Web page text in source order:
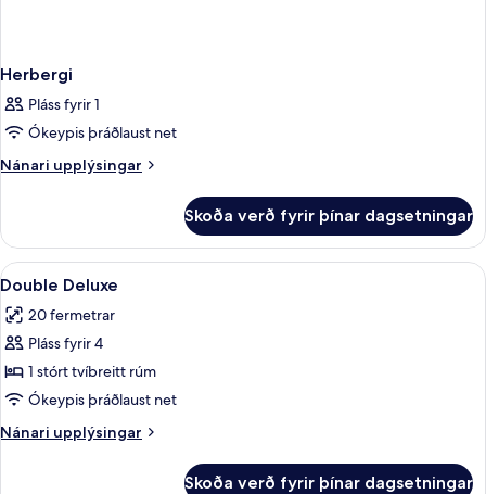
Herbergi
Pláss fyrir 1
Ókeypis þráðlaust net
Nánari upplýsingar
Nánari
Skoða verð fyrir þínar dagsetningar
Skoða
allar
myndir
fyrir
Double
Deluxe
Ítölsk Frette-rúmföt, rúmföt af
30
Double Deluxe
20 fermetrar
Pláss fyrir 4
1 stórt tvíbreitt rúm
Ókeypis þráðlaust net
Nánari upplýsingar
Nánari
Skoða verð fyrir þínar dagsetningar